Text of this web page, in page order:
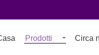
Prodotti Circa